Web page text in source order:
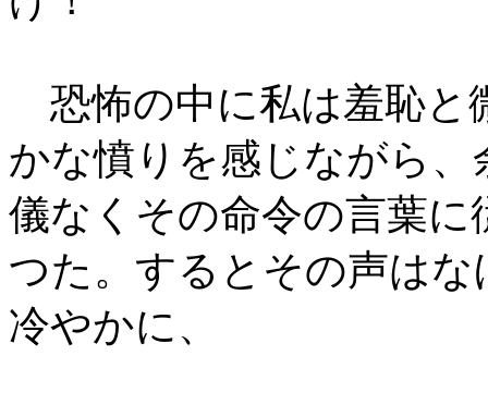
恐怖の中に私は羞恥と
かな憤りを感じながら、
儀なくその命令の言葉に
つた。するとその声はな
冷やかに、